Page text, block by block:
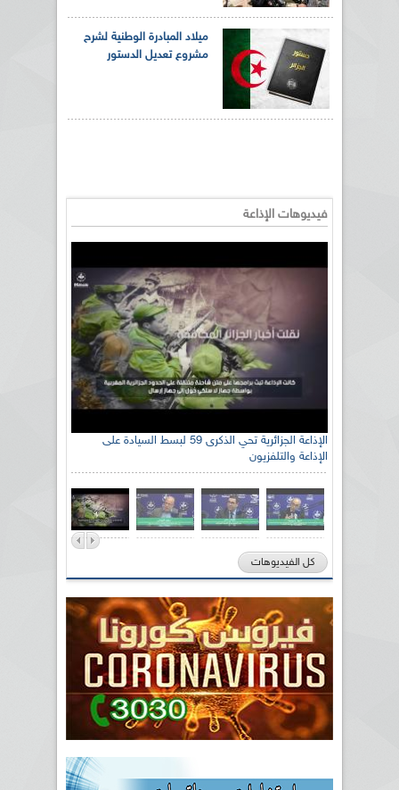
ميلاد المبادرة الوطنية لشرح
مشروع تعديل الدستور
فيديوهات الإذاعة
الإذاعة الجزائرية تحي الذكرى 59 لبسط السيادة على
الإذاعة والتلفزيون
كل الفيديوهات